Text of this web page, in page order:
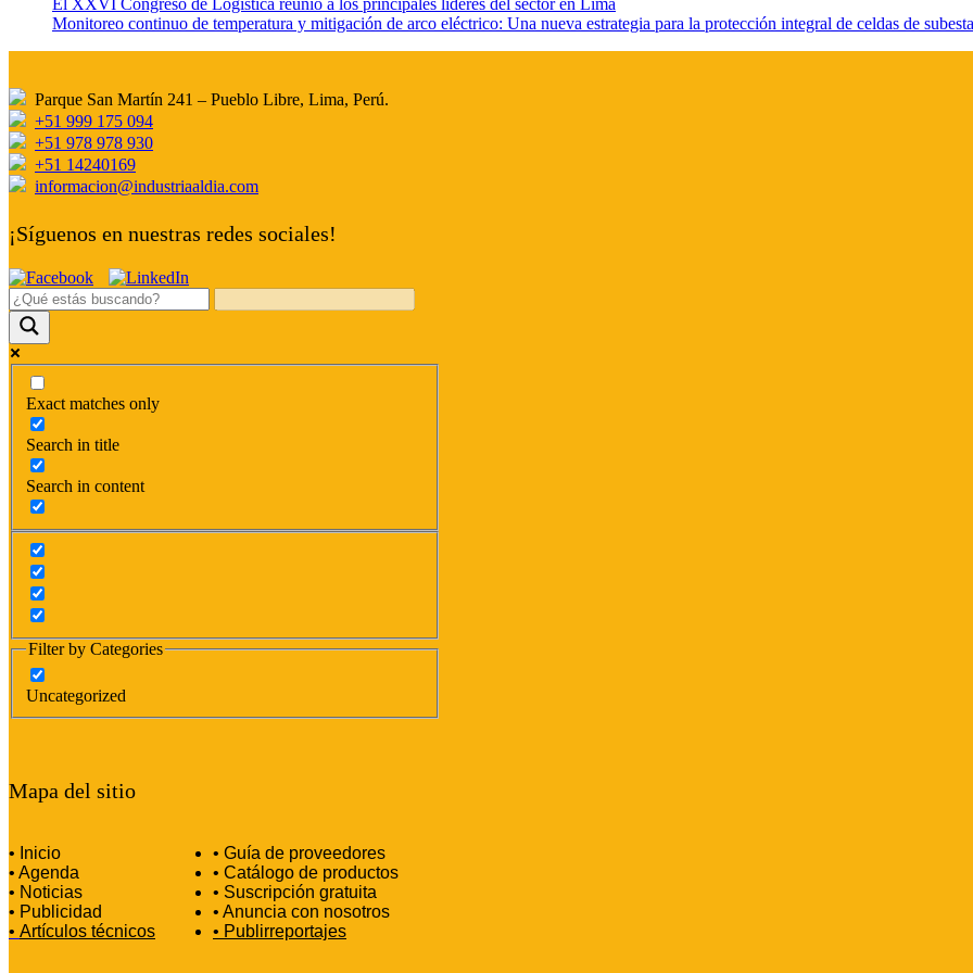
Monitoreo continuo de temperatura y mitigación de arco eléctrico: Una nueva estrategia para la protección integral de celdas de
Parque San Martín 241 – Pueblo Libre, Lima, Perú.
+51 999 175 094
+51 978 978 930
+51 14240169
informacion@industriaaldia.com
¡Síguenos en nuestras redes sociales!
Exact matches only
Search in title
Search in content
Filter by Categories
Uncategorized
Mapa del sitio
• Inicio
• Agenda
• Noticias
• Publicidad
• Artículos técnicos
• Guía de proveedores
• Catálogo de productos
• Suscripción gratuita
• Anuncia con nosotros
• Publirreportajes